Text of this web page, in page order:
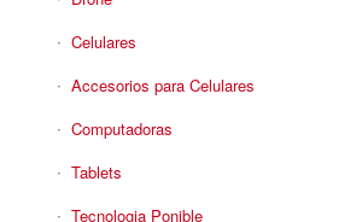
Celulares
Accesorios para Celulares
Computadoras
Tablets
Tecnologia Ponible